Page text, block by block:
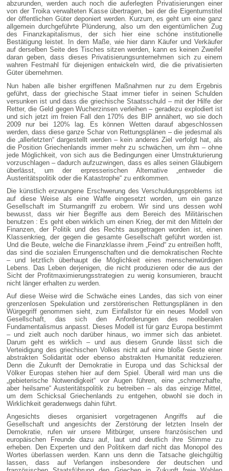
abzurunden, werden auch noch die auferlegten Privatisierungen einer
von der Troika verwalteten Kasse übertragen, bei der die Eigentumstitel
der öffentlichen Güter deponiert werden. Kurzum, es geht um eine ganz
allgemein durchgeführte Plünderung, also um den eigentümlichen Zug
des Finanzkapitalismus, der sich hier eine schöne institutionelle
Bestätigung leistet. In dem Maße, wie hier dann Käufer und Verkäufer
auf derselben Seite des Tisches sitzen werden, kann es keinen Zweifel
daran geben, dass dieses Privatisierungsunternehmen sich zu einem
wahren Festmahl für diejenigen entwickeln wird, die die privatisierten
Güter übernehmen.
Nun haben alle bisher ergriffenen Maßnahmen nur zu dem Ergebnis
geführt, dass der griechische Staat immer tiefer in seinen Schulden
versunken ist und dass die griechische Staatsschuld – mit der Hilfe der
Retter, die Geld gegen Wucherzinsen verleihen – geradezu explodiert ist
und sich jetzt im freien Fall den 170% des BIP annähert, wo sie doch
2009 nur bei 120% lag. Es können Wetten darauf abgeschlossen
werden, dass diese ganze Schar von Rettungsplänen – die jedesmal als
die „allerletzten“ dargestellt werden – kein anderes Ziel verfolgt hat, als
die Position Griechenlands immer mehr zu schwächen, um ihm – ohne
jede Möglichkeit, von sich aus die Bedingungen einer Umstrukturierung
vorzuschlagen – dadurch aufzuzwingen, dass es alles seinen Gläubigern
überlässt, um der erpresserischen Alternative „entweder die
Austeritätspolitik oder die Katastrophe“ zu entkommen.
Die künstlich erzwungene Erschwerung des Verschuldungsproblems ist
auf diese Weise als eine Waffe eingesetzt worden, um ein ganze
Gesellschaft im Sturmangriff zu erobern. Wir sind uns dessen wohl
bewusst, dass wir hier Begriffe aus dem Bereich des Militärischen
benutzen : Es geht eben wirklich um einen Krieg, der mit den Mitteln der
Finanzen, der Politik und des Rechts ausgetragen worden ist, einen
Klassenkrieg, der gegen die gesamte Gesellschaft geführt worden ist.
Und die Beute, welche die Finanzklasse ihrem „Feind“ zu entreißen hofft,
das sind die sozialen Errungenschaften und die demokratischen Rechte
– und letztlich überhaupt die Möglichkeit eines menschenwürdigen
Lebens. Das Leben derjenigen, die nicht produzieren oder die aus der
Sicht der Profitmaximierungsstrategien zu wenig konsumieren, braucht
nicht länger erhalten zu werden.
Auf diese Weise wird die Schwäche eines Landes, das sich von einer
grenzenlosen Spekulation und zerstörerischen Rettungsplänen in den
Würgegriff genommen sieht, zum Einfallstor für ein neues Modell von
Gesellschaft, das sich den Anforderungen des neoliberalen
Fundamentalismus anpasst. Dieses Modell ist für ganz Europa bestimmt
– und zielt auch noch darüber hinaus, wo immer sich das anbietet.
Darum geht es wirklich – und aus diesem Grunde lässt sich die
Verteidigung des griechischen Volkes nicht auf eine bloße Geste einer
abstrakten Solidarität oder ebenso abstrakten Humanität reduzieren.
Denn die Zukunft der Demokratie in Europa und das Schicksal der
Völker Europas stehen hier auf dem Spiel. Überall wird man uns die
„gebieterische Notwendigkeit“ vor Augen führen, eine „schmerzhafte,
aber heilsame“ Austeritätspolitik zu betreiben – als das einzige Mittel,
um dem Schicksal Griechenlands zu entgehen, obwohl sie doch in
Wirklichkeit geradenwegs dahin führt.
Angesichts dieses organisiert vorgetragenen Angriffs auf die
Gesellschaft und angesichts der Zerstörung der letzten Inseln der
Demokratie, rufen wir unsere Mitbürger, unsere französischen und
europäischen Freunde dazu auf, laut und deutlich ihre Stimme zu
erheben. Den Experten und den Politikern darf nicht das Monopol des
Wortes überlassen werden. Kann uns denn die Tatsache gleichgültig
lassen, dass auf Verlangen insbesondere der deutschen und